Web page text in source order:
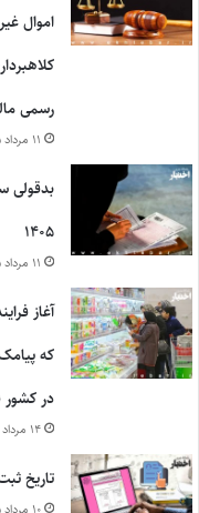
اموال
رسمی
۱۱ مرداد ۱۴۰۵
بدقولی
۱۴۰۵
۱۱ مرداد ۱۴۰۵
آغاز
که
در
۱۴ مرداد ۱۴۰۵
تاریخ
۱۰ مرداد ۱۴۰۵